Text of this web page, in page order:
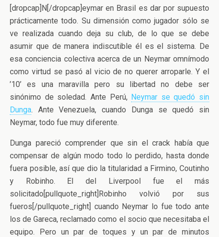
[dropcap]N[/dropcap]eymar en Brasil es dar por supuesto
prácticamente todo. Su dimensión como jugador sólo se
ve realizada cuando deja su club, de lo que se debe
asumir que de manera indiscutible él es el sistema. De
esa conciencia colectiva acerca de un Neymar omnímodo
como virtud se pasó al vicio de no querer arroparle. Y el
’10’ es una maravilla pero su libertad no debe ser
sinónimo de soledad. Ante Perú, Neymar se quedó sin
Dunga. Ante Venezuela, cuando Dunga se quedó sin
Neymar, todo fue muy diferente.
Dunga pareció comprender que sin el crack había que
compensar de algún modo todo lo perdido, hasta donde
fuera posible, así que dio la titularidad a Firmino, Coutinho
y Robinho. El del Liverpool fue el más
solicitado[pullquote_right]Robinho volvió por sus
fueros[/pullquote_right] cuando Neymar lo fue todo ante
los de Gareca, reclamado como el socio que necesitaba el
equipo. Pero un par de toques y un par de minutos